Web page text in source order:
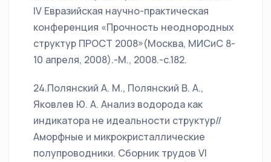
IV Евразийская научно-практическая
конференция «Прочность неоднородных
структур ПРОСТ 2008»(Москва, МИСиС 8-
10 апреля, 2008).-М., 2008.-с.182.
24.Полянский А. М., Полянский В. А.,
Яковлев Ю. А. Анализ водорода как
индикатора не идеальности структур//
Аморфные и микрокристаллические
полупроводники. Сборник трудов VI